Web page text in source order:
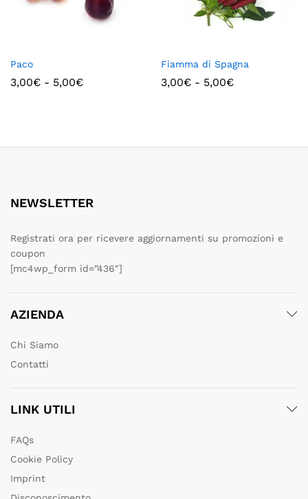
Paco
3,00€ - 5,00€
Fiamma di Spagna
3,00€ - 5,00€
NEWSLETTER
Registrati ora per ricevere aggiornamenti su promozioni e
coupon
[mc4wp_form id=”436″]
AZIENDA
Chi Siamo
Contatti
LINK UTILI
FAQs
Cookie Policy
Imprint